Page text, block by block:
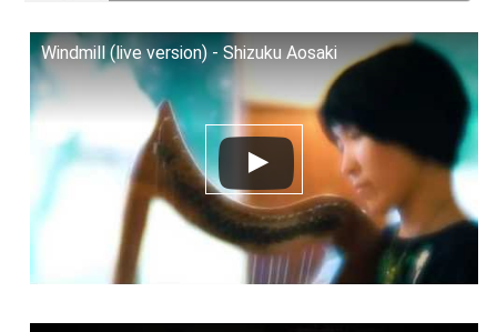
Windmill (live version) - Shizuku Aosaki